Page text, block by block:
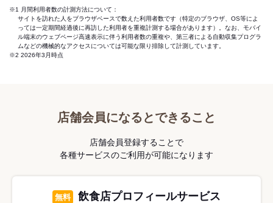
※1 月間利用者数の計測方法について：
サイトを訪れた人をブラウザベースで数えた利用者数です（特定のブラウザ、OS等によ
っては一定期間経過後に再訪した利用者を重複計測する場合があります）。なお、モバイ
ル端末のウェブページ高速表示に伴う利用者数の重複や、第三者による自動収集プログラ
ムなどの機械的なアクセスについては可能な限り排除して計測しています。
※2 2026年3月時点
店舗会員になるとできること
店舗会員登録することで
各種サービスのご利用が可能になります
無料 飲食店プロフィールサービス